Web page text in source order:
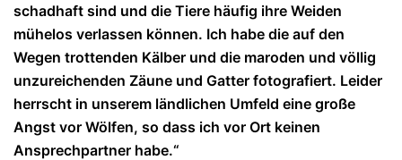
schadhaft sind und die Tiere häufig ihre Weiden
mühelos verlassen können. Ich habe die auf den
Wegen trottenden Kälber und die maroden und völlig
unzureichenden Zäune und Gatter fotografiert. Leider
herrscht in unserem ländlichen Umfeld eine große
Angst vor Wölfen, so dass ich vor Ort keinen
Ansprechpartner habe.“